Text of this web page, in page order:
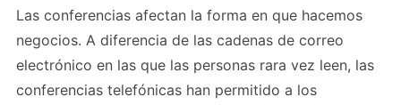
Las conferencias afectan la forma en que hacemos
negocios. A diferencia de las cadenas de correo
electrónico en las que las personas rara vez leen, las
conferencias telefónicas han permitido a los